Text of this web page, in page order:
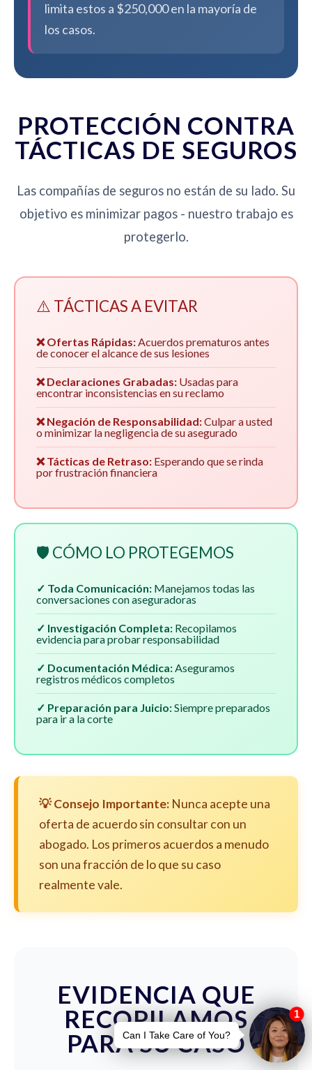
limita estos a $250,000 en la mayoría de
los casos.
PROTECCIÓN CONTRA
TÁCTICAS DE SEGUROS
Las compañías de seguros no están de su lado. Su
objetivo es minimizar pagos - nuestro trabajo es
protegerlo.
⚠️ TÁCTICAS A EVITAR
❌ Ofertas Rápidas:Acuerdos prematuros antes
de conocer el alcance de sus lesiones
❌ Declaraciones Grabadas: Usadas para
encontrar inconsistencias en su reclamo
❌ Negación de Responsabilidad:Culpar a usted
o minimizar la negligencia de su asegurado
❌ Tácticas de Retraso: Esperando que se rinda
por frustración financiera
🛡️ CÓMO LO PROTEGEMOS
✓ Toda Comunicación: Manejamos todas las
conversaciones con aseguradoras
✓ Investigación Completa: Recopilamos
evidencia para probar responsabilidad
✓ Documentación Médica:Aseguramos
registros médicos completos
✓ Preparación para Juicio:Siempre preparados
para ir a la corte
💡 Consejo Importante: Nunca acepte una
oferta de acuerdo sin consultar con un
abogado. Los primeros acuerdos a menudo
son una fracción de lo que su caso
realmente vale.
EVIDENCIA QUE
RECOPILAMOS
PARA SU CASO